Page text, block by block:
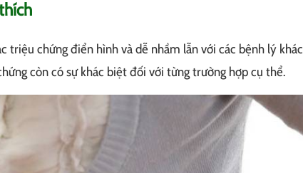
triệu chứng điển hình và dễ nhầm lẫn với các bệnh lý khác
còn có sự khác biệt đối với từng trường hợp cụ thể.